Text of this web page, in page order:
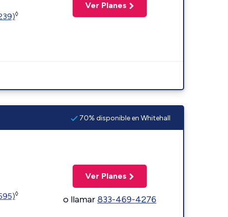
◊
Ver Planes
70% disponible en Whitehall
◊
Ver Planes
o llamar833-469-4276